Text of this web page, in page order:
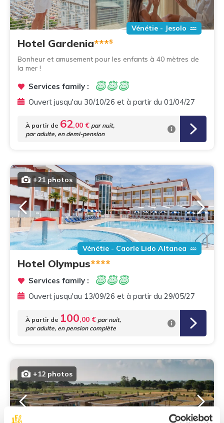
Vénétie - Jesolo
Hotel Gardenia***s
Bonheur et amusement pour les enfants à 40 mètres de
la mer !
Services family :
Ouvert jusqu'au 30/10/26 et à partir du 01/04/27
À partir de 62,00 € par nuit,
par adulte, en demi-pension
Vénétie - Caorle Lido Altanea
+21 photos
Hotel Olympus****
Services family :
Ouvert jusqu'au 13/09/26 et à partir du 29/05/27
À partir de 100,00 € par nuit,
par adulte, en pension complète
+12 photos